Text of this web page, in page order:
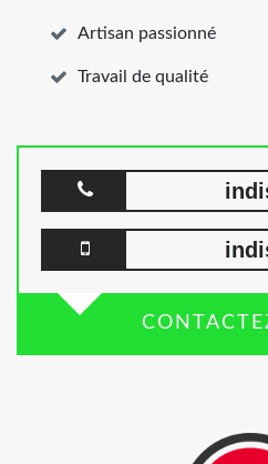
Artisan passionné
Travail de qualité